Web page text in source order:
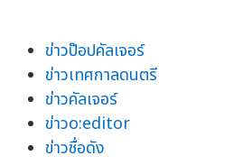
ข่าวป๊อปคัลเจอร์
ข่าวเทศกาลดนตรี
ข่าวคัลเจอร์
ข่าวo:editor
ข่าวชื่อดัง